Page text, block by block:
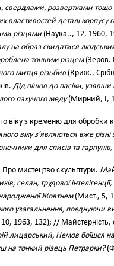
свердлами, розвертками тощо
властивостей деталі корпусу
різцями (Наука.., 12, 1960,
на образ скидатися
тоншим різцем(Зеров.
митця різьбив (Криж.,
Дід пішов до пасіки,
пахучого меду(Мирний, І,
віку з кременю для обробки
віку з’являються вже
для списів та гарпунів,
Про мистецтво скульптури.
селян, трудової інтелігенції,
Жовтнем(Мист., 5,
узагальнення, поєднуючи
1963, 132); //
лицарський, Немов боїшся
на тонкий різець Петрарки?